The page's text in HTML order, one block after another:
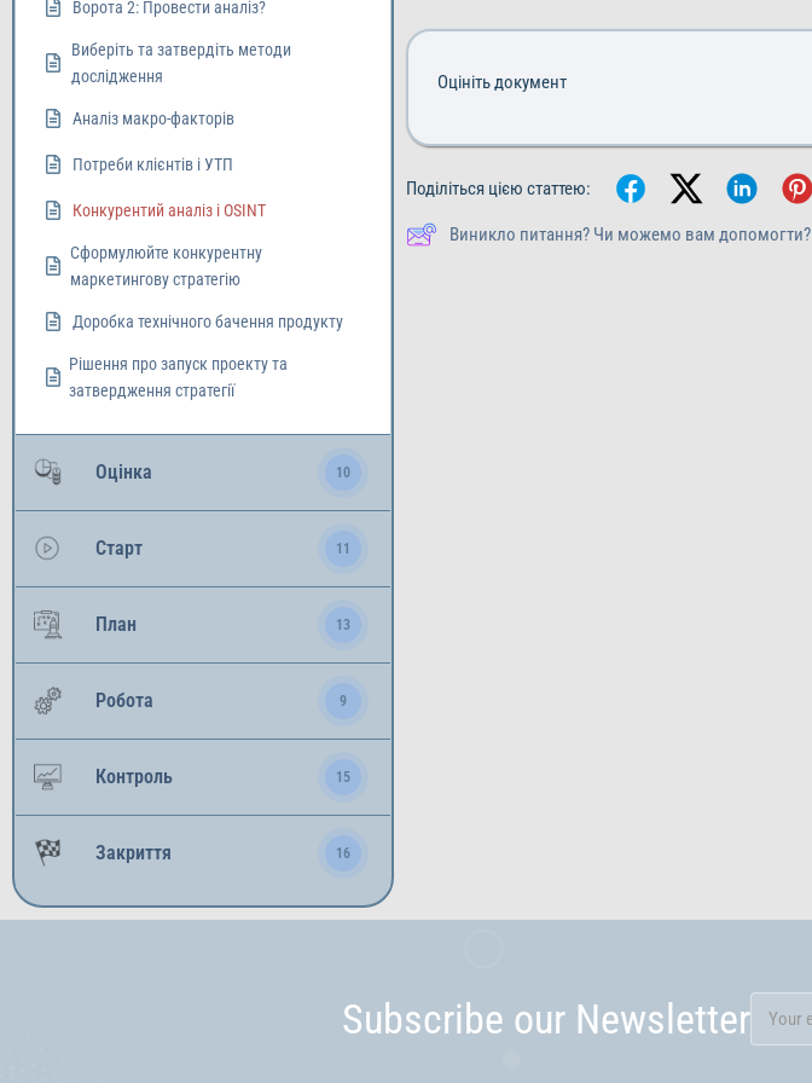
Ворота 2: Провести аналіз?
Виберіть та затвердіть методи
дослідження
Аналіз макро-факторів
Потреби клієнтів і УТП
Конкурентий аналіз і OSINT
Сформулюйте конкурентну
маркетингову стратегію
Доробка технічного бачення продукту
Рішення про запуск проекту та
затвердження стратегії
Оцінка 10
Старт 11
План 13
Робота 9
Контроль 15
Закриття 16
Оцініть документ
Поділіться цією статтею:
Виникло питання? Чи можемо вам допомогти?
Subscribe our Newsletter